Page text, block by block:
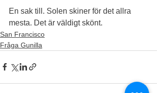
En sak till. Solen skiner för det allra
mesta. Det är väldigt skönt.
San Francisco
Fråga Gunilla